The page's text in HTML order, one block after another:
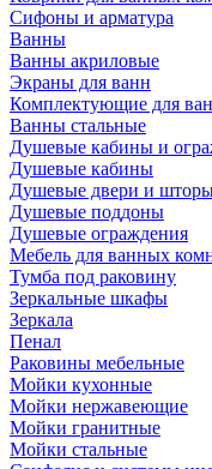
Сифоны и арматура
Ванны
Ванны акриловые
Экраны для ванн
Комплектующие для
Ванны стальные
Душевые кабины и
Душевые кабины
Душевые двери и
Душевые поддоны
Душевые ограждения
Мебель для ванных
Тумба под раковину
Зеркальные шкафы
Зеркала
Пенал
Раковины мебельные
Мойки кухонные
Мойки нержавеющие
Мойки гранитные
Мойки стальные